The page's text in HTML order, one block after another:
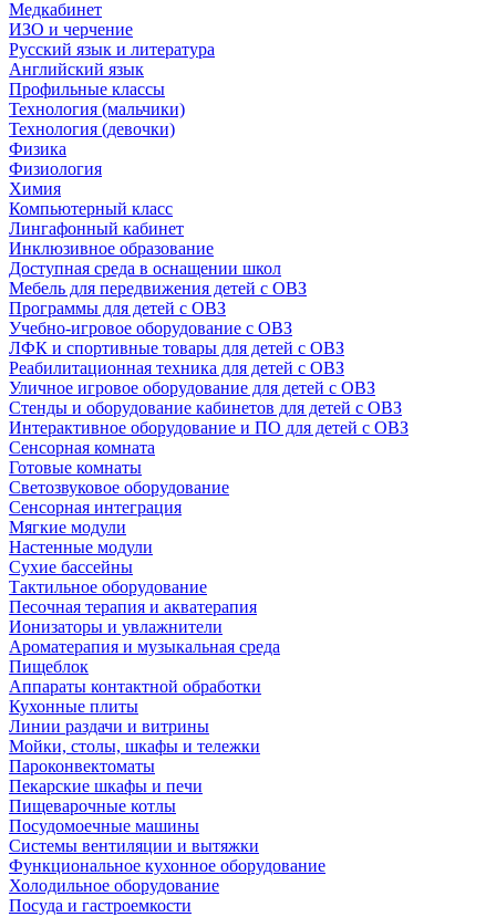
Медкабинет
ИЗО и черчение
Русский язык и литература
Английский язык
Профильные классы
Технология (мальчики)
Технология (девочки)
Физика
Физиология
Химия
Компьютерный класс
Лингафонный кабинет
Инклюзивное образование
Доступная среда в оснащении школ
Мебель для передвижения детей с ОВЗ
Программы для детей с ОВЗ
Учебно-игровое оборудование с ОВЗ
ЛФК и спортивные товары для детей с ОВЗ
Реабилитационная техника для детей с ОВЗ
Уличное игровое оборудование для детей с ОВЗ
Стенды и оборудование кабинетов для детей с ОВЗ
Интерактивное оборудование и ПО для детей с ОВЗ
Сенсорная комната
Готовые комнаты
Светозвуковое оборудование
Сенсорная интеграция
Мягкие модули
Настенные модули
Сухие бассейны
Тактильное оборудование
Песочная терапия и акватерапия
Ионизаторы и увлажнители
Ароматерапия и музыкальная среда
Пищеблок
Аппараты контактной обработки
Кухонные плиты
Линии раздачи и витрины
Мойки, столы, шкафы и тележки
Пароконвектоматы
Пекарские шкафы и печи
Пищеварочные котлы
Посудомоечные машины
Системы вентиляции и вытяжки
Функциональное кухонное оборудование
Холодильное оборудование
Посуда и гастроемкости